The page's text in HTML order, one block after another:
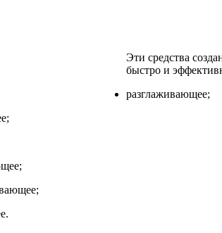
Эти средства
быстро и
разглаживающее;